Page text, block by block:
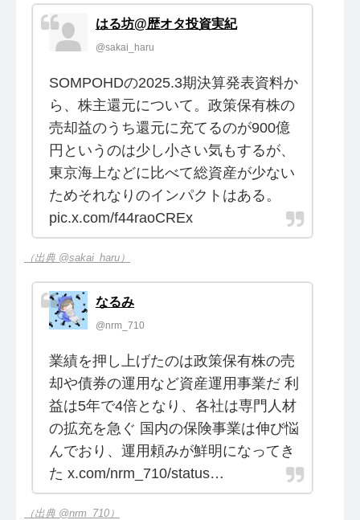
はる坊@歴オタ投資実紀
@sakai_haru
SOMPOHDの2025.3期決算発表資料か
ら、株主還元について。政策保有株の
売却益のうち還元に充てるのが900億
円というのは少し小さい気もするが、
東京海上などに比べて総資産が少ない
ためそれなりのインパクトはある。
pic.x.com/f44raoCREx
（出典 @sakai_haru）
なるみ
@nrm_710
業績を押し上げたのは政策保有株の売
却や債券の運用など資産運用事業だ 利
益は5年で4倍となり、各社は専門人材
の拡充を急ぐ 国内の保険事業は伸び悩
んでおり、運用頼みが鮮明になってき
た x.com/nrm_710/status…
（出典 @nrm_710）